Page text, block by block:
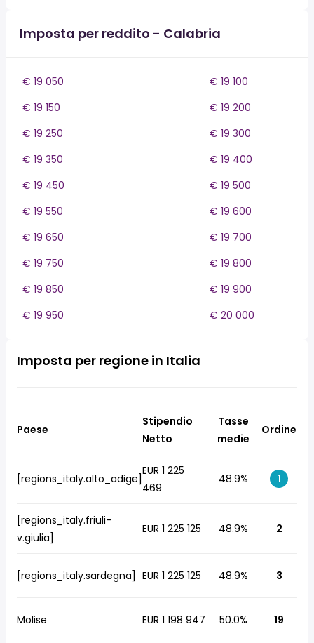
Imposta per reddito - Calabria
€ 19 050
€ 19 100
€ 19 150
€ 19 200
€ 19 250
€ 19 300
€ 19 350
€ 19 400
€ 19 450
€ 19 500
€ 19 550
€ 19 600
€ 19 650
€ 19 700
€ 19 750
€ 19 800
€ 19 850
€ 19 900
€ 19 950
€ 20 000
Imposta per regione in Italia
Paese
Stipendio
Netto
Tasse
medie
Ordine
[regions_italy.alto_adige]
EUR 1 225
469
48.9% 1
[regions_italy.friuli-
v.giulia]
EUR 1 225 125 48.9% 2
[regions_italy.sardegna] EUR 1 225 125 48.9% 3
Molise EUR 1 198 947 50.0% 19